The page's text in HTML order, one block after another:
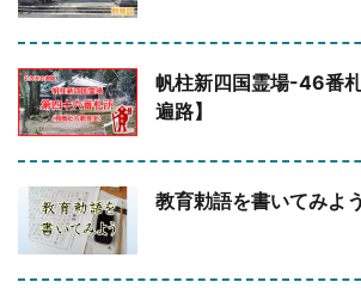
帆柱新四国霊場-46番
遍路】
教育勅語を書いてみよう